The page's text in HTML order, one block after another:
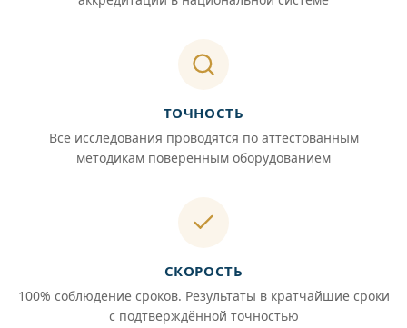
ТОЧНОСТЬ
Все исследования проводятся по аттестованным
методикам поверенным оборудованием
СКОРОСТЬ
100% соблюдение сроков. Результаты в кратчайшие сроки
с подтверждённой точностью